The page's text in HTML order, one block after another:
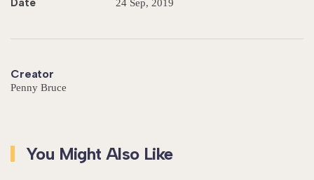
Date 24 Sep, 2019
Creator
Penny Bruce
You Might Also Like